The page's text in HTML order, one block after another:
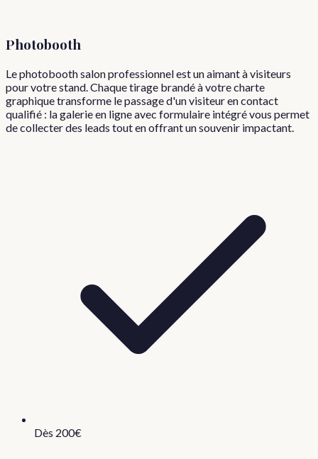
Photobooth
Le photobooth salon professionnel est un aimant à visiteurs
pour votre stand. Chaque tirage brandé à votre charte
graphique transforme le passage d'un visiteur en contact
qualifié : la galerie en ligne avec formulaire intégré vous permet
de collecter des leads tout en offrant un souvenir impactant.
Dès 200€